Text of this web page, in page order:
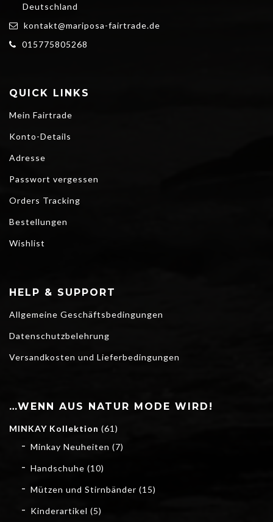
Deutschland
kontakt@mariposa-fairtrade.de
015775805268
QUICK LINKS
Mein Fairtrade
Konto-Details
Adresse
Passwort vergessen
Orders Tracking
Bestellungen
Wishlist
HELP & SUPPORT
Allgemeine Geschäftsbedingungen
Datenschutzbelehrung
Versandkosten und Lieferbedingungen
…WENN AUS NATUR MODE WIRD!
MINKAY Kollektion (61)
Minkay Neuheiten (7)
Handschuhe (10)
Mützen und Stirnbänder (15)
Kinderartikel (5)